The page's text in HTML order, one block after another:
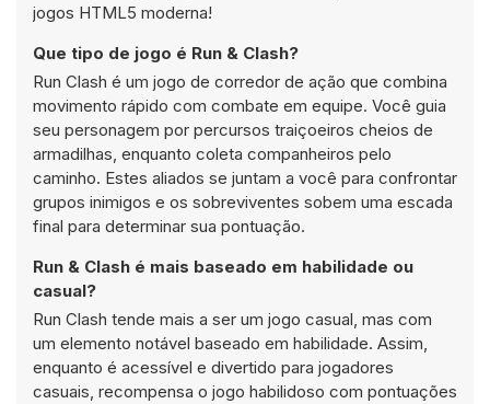
jogos HTML5 moderna!
Que tipo de jogo é Run & Clash?
Run Clash é um jogo de corredor de ação que combina
movimento rápido com combate em equipe. Você guia
seu personagem por percursos traiçoeiros cheios de
armadilhas, enquanto coleta companheiros pelo
caminho. Estes aliados se juntam a você para confrontar
grupos inimigos e os sobreviventes sobem uma escada
final para determinar sua pontuação.
Run & Clash é mais baseado em habilidade ou
casual?
Run Clash tende mais a ser um jogo casual, mas com
um elemento notável baseado em habilidade. Assim,
enquanto é acessível e divertido para jogadores
casuais, recompensa o jogo habilidoso com pontuações